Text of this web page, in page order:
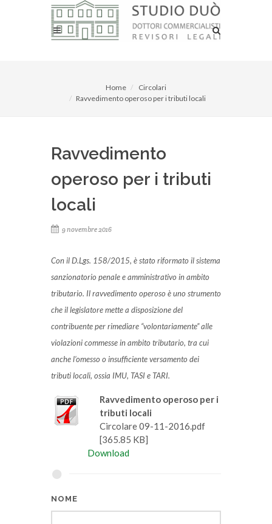
Home
Circolari
Ravvedimento operoso per i tributi locali
Ravvedimento
operoso per i tributi
locali
9 novembre 2016
Con il D.Lgs. 158/2015, è stato riformato il sistema
sanzionatorio penale e amministrativo in ambito
tributario. Il ravvedimento operoso è uno strumento
che il legislatore mette a disposizione del
contribuente per rimediare “volontariamente” alle
violazioni commesse in ambito tributario, tra cui
anche l’omesso o insufficiente versamento dei
tributi locali, ossia IMU, TASI e TARI.
Ravvedimento operoso per i
tributi locali
Circolare 09-11-2016.pdf
[365.85 KB]
Download
NOME